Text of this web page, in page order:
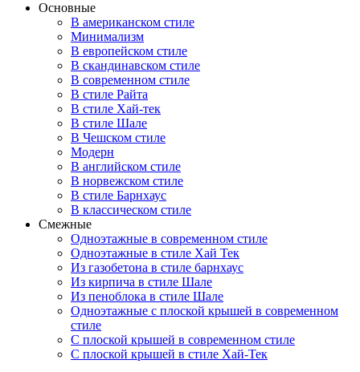
Основные
В американском стиле
Минимализм
В европейском стиле
В скандинавском стиле
В современном стиле
В стиле Райта
В стиле Хай-тек
В стиле Шале
В Чешском стиле
Модерн
В английском стиле
В норвежском стиле
В стиле Барнхаус
В классическом стиле
Смежные
Одноэтажные в современном стиле
Одноэтажные в стиле Хай Тек
Из газобетона в стиле барнхаус
Из кирпича в стиле Шале
Из пеноблока в стиле Шале
Одноэтажные с плоской крышей в современном
стиле
С плоской крышей в современном стиле
С плоской крышей в стиле Хай-Тек